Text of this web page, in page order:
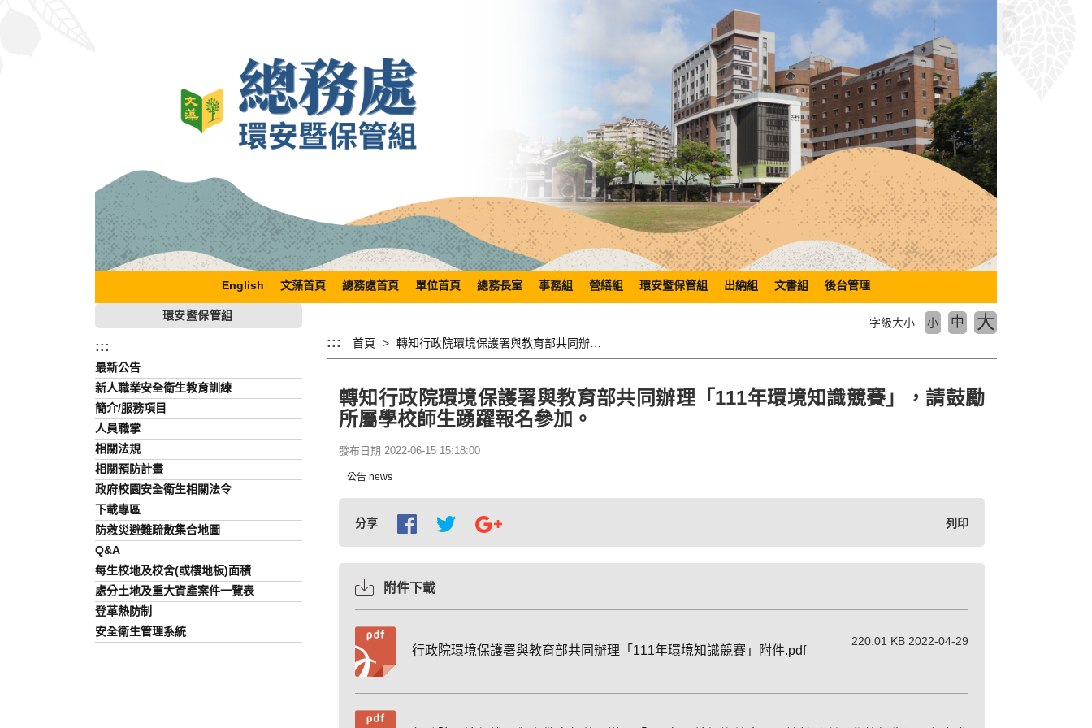
English 文藻首頁 總務處首頁 單位首頁 總務長室 事務組 營繕組 環安暨保管組 出納組 文書組 後台管理
環安暨保管組
:::
最新公告
新人職業安全衛生教育訓練
簡介/服務項目
人員職掌
相關法規
相關預防計畫
政府校園安全衛生相關法令
下載專區
防救災避難疏散集合地圖
Q&A
每生校地及校舍(或樓地板)面積
處分土地及重大資產案件一覽表
登革熱防制
安全衛生管理系統
::: 首頁
字級大小 小 中 大
轉知行政院環境保護署與教育部共同辦理「111年環境知識競賽」，請鼓勵
所屬學校師生踴躍報名參加。
發布日期 2022-06-15 15:18:00
公告 news
分享 列印
附件下載
行政院環境保護署與教育部共同辦理「111年環境知識競賽」附件.pdf
220.01 KB 2022-04-29